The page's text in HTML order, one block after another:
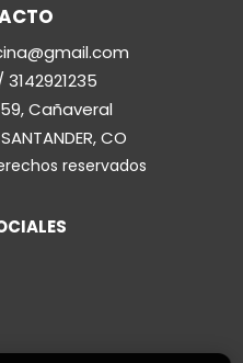
Cañaveral
CO
reservados